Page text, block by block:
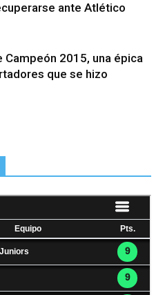
ante Atlético
Campeón 2015, una épica
que se hizo